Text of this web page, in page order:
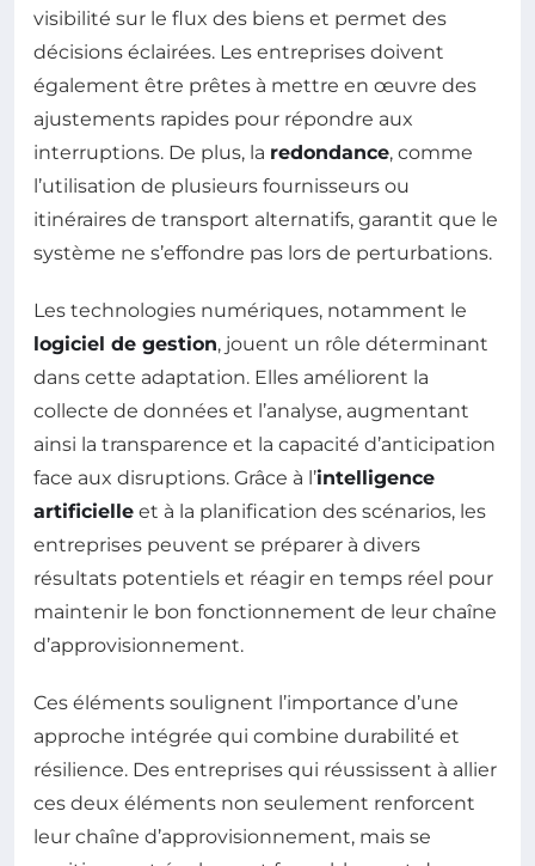
visibilité sur le flux des biens et permet des
décisions éclairées. Les entreprises doivent
également être prêtes à mettre en œuvre des
ajustements rapides pour répondre aux
interruptions. De plus, la redondance, comme
l’utilisation de plusieurs fournisseurs ou
itinéraires de transport alternatifs, garantit que le
système ne s’effondre pas lors de perturbations.
Les technologies numériques, notamment le
logiciel de gestion, jouent un rôle déterminant
dans cette adaptation. Elles améliorent la
collecte de données et l’analyse, augmentant
ainsi la transparence et la capacité d’anticipation
face aux disruptions. Grâce à l’intelligence
artificielle et à la planification des scénarios, les
entreprises peuvent se préparer à divers
résultats potentiels et réagir en temps réel pour
maintenir le bon fonctionnement de leur chaîne
d’approvisionnement.
Ces éléments soulignent l’importance d’une
approche intégrée qui combine durabilité et
résilience. Des entreprises qui réussissent à allier
ces deux éléments non seulement renforcent
leur chaîne d’approvisionnement, mais se